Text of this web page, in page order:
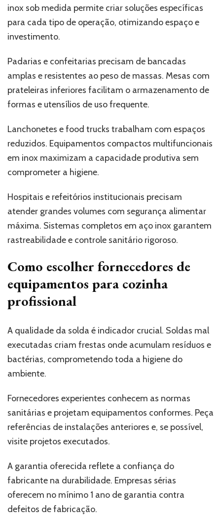
inox sob medida permite criar soluções específicas
para cada tipo de operação, otimizando espaço e
investimento.
Padarias e confeitarias precisam de bancadas
amplas e resistentes ao peso de massas. Mesas com
prateleiras inferiores facilitam o armazenamento de
formas e utensílios de uso frequente.
Lanchonetes e food trucks trabalham com espaços
reduzidos. Equipamentos compactos multifuncionais
em inox maximizam a capacidade produtiva sem
comprometer a higiene.
Hospitais e refeitórios institucionais precisam
atender grandes volumes com segurança alimentar
máxima. Sistemas completos em aço inox garantem
rastreabilidade e controle sanitário rigoroso.
Como escolher fornecedores de
equipamentos para cozinha
profissional
A qualidade da solda é indicador crucial. Soldas mal
executadas criam frestas onde acumulam resíduos e
bactérias, comprometendo toda a higiene do
ambiente.
Fornecedores experientes conhecem as normas
sanitárias e projetam equipamentos conformes. Peça
referências de instalações anteriores e, se possível,
visite projetos executados.
A garantia oferecida reflete a confiança do
fabricante na durabilidade. Empresas sérias
oferecem no mínimo 1 ano de garantia contra
defeitos de fabricação.